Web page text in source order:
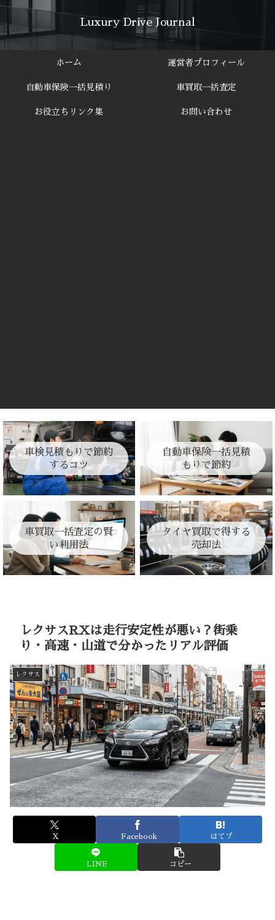
Luxury Drive Journal
ホーム 運営者プロフィール
自動車保険一括見積り 車買取一括査定
お役立ちリンク集 お問い合わせ
車検見積もりで節約
するコツ
自動車保険一括見積
もりで節約
車買取一括査定の賢
い利用法
タイヤ買取で得する
売却法
レクサスRXは走行安定性が悪い？街乗
り・高速・山道で分かったリアル評価
レクサス
X Facebook はてブ
LINE コピー